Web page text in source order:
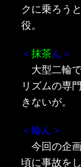
クに乗ろう
役。
＜抹茶ん＞
大型二輪
リズムの専
きないが。
＜輪ん＞
今回の企
頃に事故を